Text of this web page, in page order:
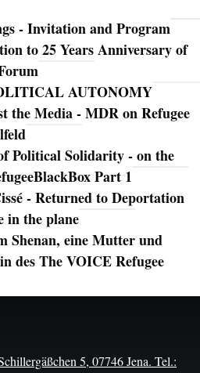
- Invitation and Program
to 25 Years Anniversary of
AUTONOMY
the Media - MDR on Refugee
Political Solidarity - on the
Part 1
- Returned to Deportation
in the plane
Shenan, eine Mutter und
des The VOICE Refugee
5, 07746 Jena. Tel.: